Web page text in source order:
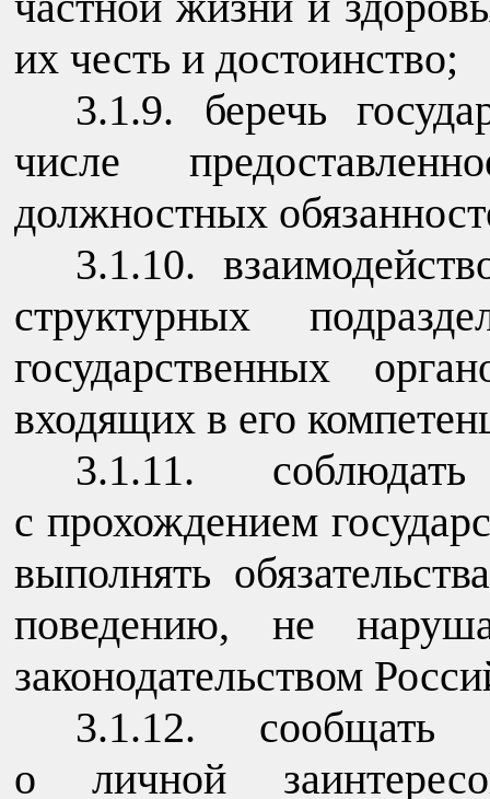
их честь и достоинство;
3.1.9. беречь
числе
должностных
3.1.10.
структурных
государственных
входящих в его
3.1.11.
с прохождением
выполнять
поведению, не
законодательством
3.1.12. сообщать
о личной